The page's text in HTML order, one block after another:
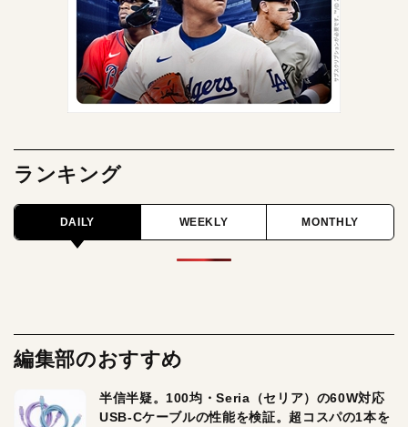
ランキング
DAILY WEEKLY MONTHLY
編集部のおすすめ
半信半疑。100均・Seria（セリア）の60W対応
USB-Cケーブルの性能を検証。超コスパの1本を